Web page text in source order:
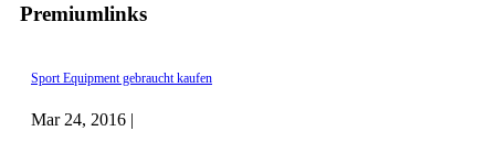
Premiumlinks
Sport Equipment gebraucht kaufen
Mar 24, 2016 |